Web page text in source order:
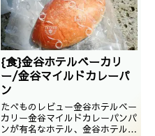
{食}金谷ホテルベーカリ
ー/金谷マイルドカレーパ
ン
たべものレビュー金谷ホテルベー
カリー金谷マイルドカレーパンパ
ンが有名なホテル、金谷ホテルが